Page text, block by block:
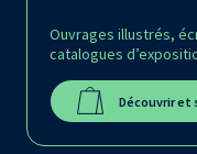
Ouvrages illustrés,
catalogues
Découvrir et